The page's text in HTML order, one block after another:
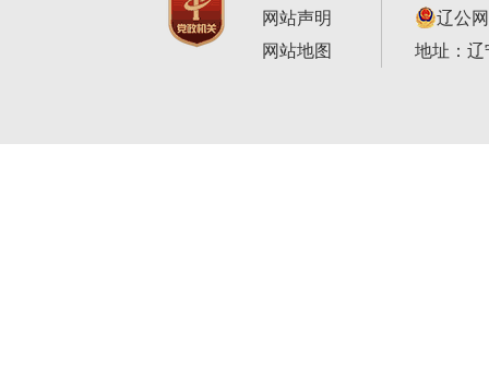
网站声明
网站地图
辽公
地址：辽